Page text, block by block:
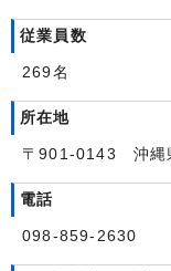
従業員数
269名
所在地
〒901-0143 沖縄
電話
098-859-2630